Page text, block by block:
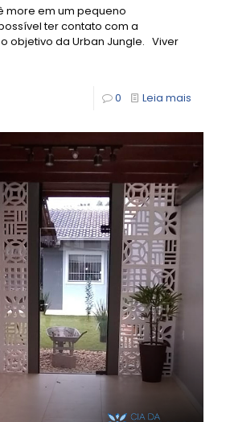
more em um pequeno
ter contato com a
objetivo da Urban Jungle. Viver
0 Leia mais